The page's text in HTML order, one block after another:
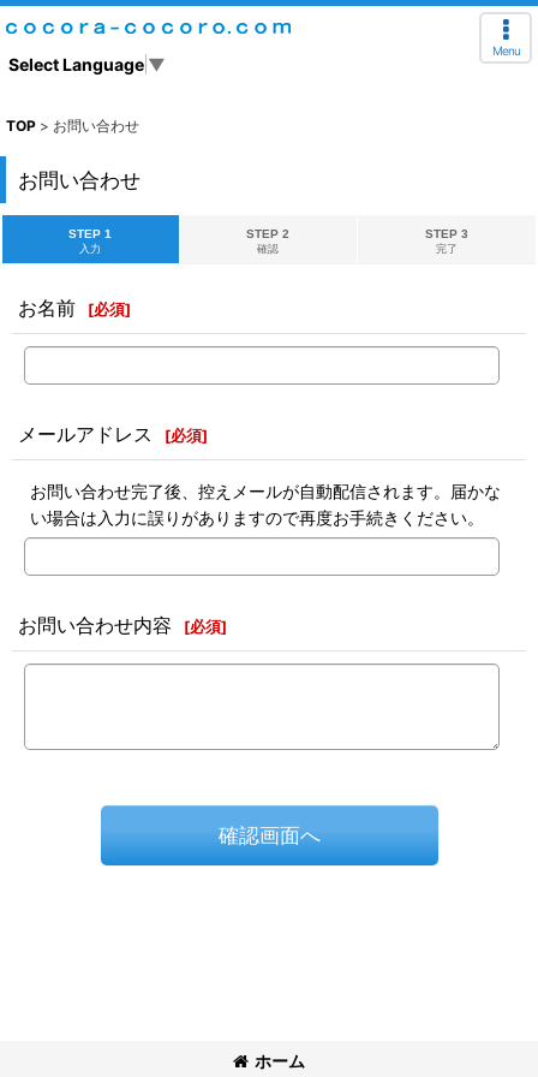
Select Language ▼
Menu
TOP > お問い合わせ
お問い合わせ
STEP 1
入力
STEP 2
確認
STEP 3
完了
お名前 [必須]
メールアドレス [必須]
お問い合わせ完了後、控えメールが自動配信されます。届かな
い場合は入力に誤りがありますので再度お手続きください。
お問い合わせ内容 [必須]
確認画面へ
ホーム